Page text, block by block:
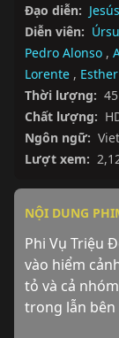
Đạo diễn:
Diễn viên:
Pedro Alonso ,
Lorente ,
Thời lượng:
Chất lượng:
Ngôn ngữ:
Lượt xem:
NỘI DUNG
Phi Vụ Triệu
vào hiểm
tỏ và cả
trong lẫn bên